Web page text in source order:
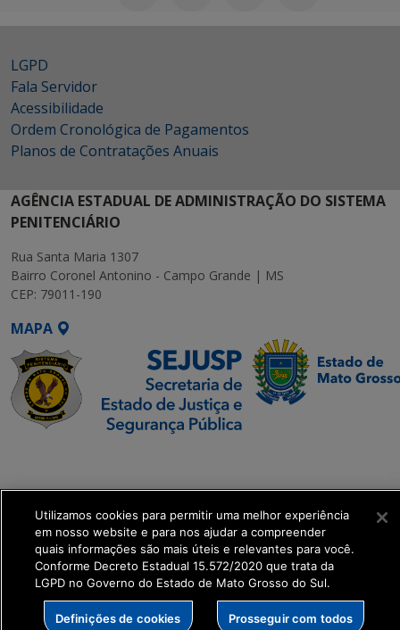
LGPD
Fala Servidor
Acessibilidade
Ordem Cronológica de Pagamentos
Planos de Contratações Anuais
AGÊNCIA ESTADUAL DE ADMINISTRAÇÃO DO SISTEMA
PENITENCIÁRIO
Rua Santa Maria 1307
Bairro Coronel Antonino - Campo Grande | MS
CEP: 79011-190
MAPA
get_footer();
Utilizamos cookies para permitir uma melhor experiência
em nosso website e para nos ajudar a compreender
quais informações são mais úteis e relevantes para você.
Conforme Decreto Estadual 15.572/2020 que trata da
LGPD no Governo do Estado de Mato Grosso do Sul.
Definições de cookies Prosseguir com todos